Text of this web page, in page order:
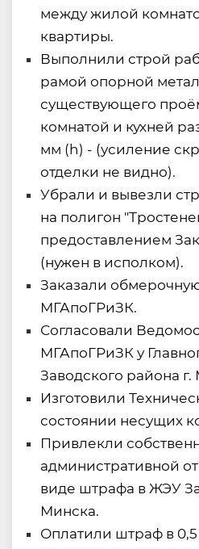
между жилой
квартиры.
Выполнили строй
рамой опорной
существующего
комнатой и кухней
мм (h) - (усиление
отделки не видно).
Убрали и вывезли
на полигон
предоставлением
(нужен в исполком).
Заказали
МГАпоГРиЗК.
Согласовали
МГАпоГРиЗК у
Заводского района г.
Изготовили
состоянии несущих
Привлекли
административной
виде штрафа в ЖЭУ
Минска.
Оплатили штраф в